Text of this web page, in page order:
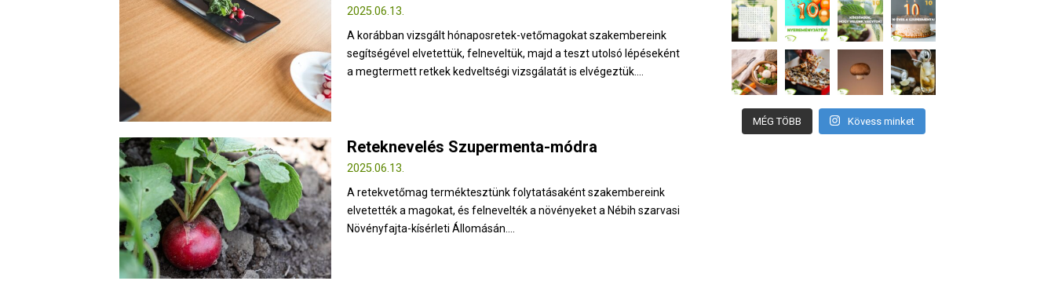
2025.06.13.
A korábban vizsgált hónaposretek-vetőmagokat szakembereink
segítségével elvetettük, felneveltük, majd a teszt utolsó lépéseként
a megtermett retkek kedveltségi vizsgálatát is elvégeztük....
Reteknevelés Szupermenta-módra
2025.06.13.
A retekvetőmag terméktesztünk folytatásaként szakembereink
elvetették a magokat, és felnevelték a növényeket a Nébih szarvasi
Növényfajta-kísérleti Állomásán....
MÉG TÖBB Kövess minket